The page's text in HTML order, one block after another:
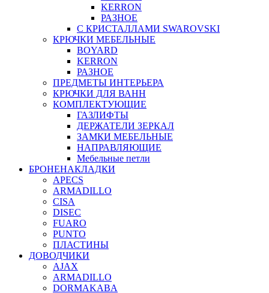
KERRON
РАЗНОЕ
С КРИСТАЛЛАМИ SWAROVSKI
КРЮЧКИ МЕБЕЛЬНЫЕ
BOYARD
KERRON
РАЗНОЕ
ПРЕДМЕТЫ ИНТЕРЬЕРА
КРЮЧКИ ДЛЯ ВАНН
КОМПЛЕКТУЮЩИЕ
ГАЗЛИФТЫ
ДЕРЖАТЕЛИ ЗЕРКАЛ
ЗАМКИ МЕБЕЛЬНЫЕ
НАПРАВЛЯЮЩИЕ
Мебельные петли
БРОНЕНАКЛАДКИ
APECS
ARMADILLO
CISA
DISEC
FUARO
PUNTO
ПЛАСТИНЫ
ДОВОДЧИКИ
AJAX
ARMADILLO
DORMAKABA